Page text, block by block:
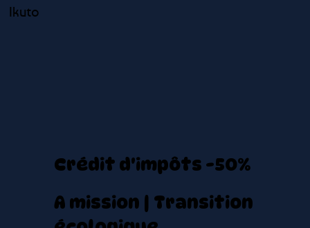
Ikuto
Crédit d'impôts -50%
A mission | Transition